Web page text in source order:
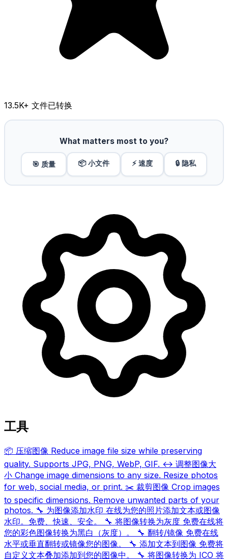
13.5K+ 文件已转换
What matters most to you?
🎯 质量 📦 小文件 ⚡ 速度 🔒 隐私
工具
📦 压缩图像 Reduce image file size while preserving
quality. Supports JPG, PNG, WebP, GIF. ↔️ 调整图像大
小 Change image dimensions to any size. Resize photos
for web, social media, or print. ✂️ 裁剪图像 Crop images
to specific dimensions. Remove unwanted parts of your
photos. 🔧 为图像添加水印 在线为您的照片添加文本或图像
水印。免费、快速、安全。
🔧 将图像转换为灰度 免费在线将
您的彩色图像转换为黑白（灰度）。
🔧 翻转/镜像 免费在线
水平或垂直翻转或镜像您的图像。
🔧 添加文本到图像 免费将
自定义文本叠加添加到您的图像中。
🔧 将图像转换为 ICO 将